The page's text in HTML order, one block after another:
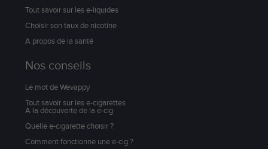
Tout savoir sur les e-liquides
Choisir son taux de nicotine
A propos de la santé
Nos conseils
Le mot de Wevappy
Tout savoir sur les e-cigarettes
A la découverte de la e-cig
Quelle e-cigarette choisir ?
Comment fonctionne une e-cig ?